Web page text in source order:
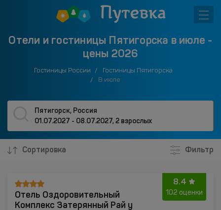
Отели и гостиницы Пятигорска в июле -
цены 2026
Гостиницы России
Гостиницы Пятигорска
В июле
Пятигорск, Россия
01.07.2027 - 08.07.2027,2 взрослых
Сортировка Фильтр
8.4
102 оценки
Отель Оздоровительный
Комплекс Затерянный Рай у